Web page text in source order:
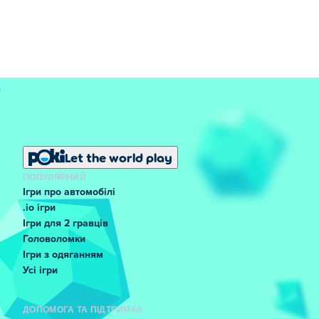
Let the world play
ПОПУЛЯРНИЙ
Ігри про автомобілі
.io ігри
Ігри для 2 гравців
Головоломки
Ігри з одяганням
Усі ігри
ДОПОМОГА ТА ПІДТРИМКА